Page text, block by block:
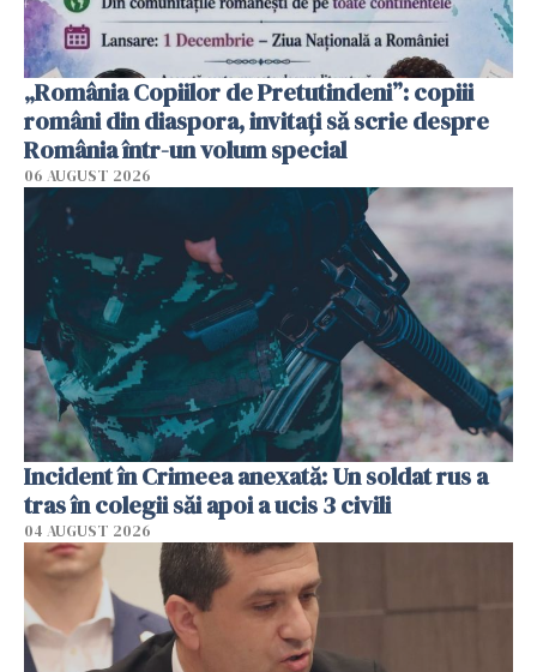
„România Copiilor de Pretutindeni”: copiii
români din diaspora, invitați să scrie despre
România într-un volum special
06 AUGUST 2026
Incident în Crimeea anexată: Un soldat rus a
tras în colegii săi apoi a ucis 3 civili
04 AUGUST 2026